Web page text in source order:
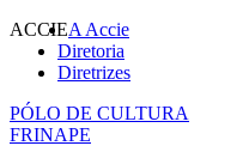
ACCIEA Accie
Diretoria
Diretrizes
PÓLO DE CULTURA
FRINAPE